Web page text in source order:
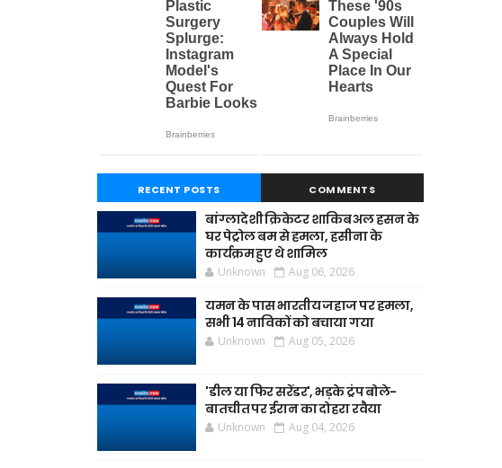
RECENT POSTS COMMENTS
बांग्लादेशी क्रिकेटर शाकिब अल हसन के
घर पेट्रोल बम से हमला, हसीना के
कार्यक्रम हुए थे शामिल
Unknown Aug 06, 2026
यमन के पास भारतीय जहाज पर हमला,
सभी 14 नाविकों को बचाया गया
Unknown Aug 05, 2026
'डील या फिर सरेंडर', भड़के ट्रंप बोले-
बातचीत पर ईरान का दोहरा रवैया
Unknown Aug 04, 2026